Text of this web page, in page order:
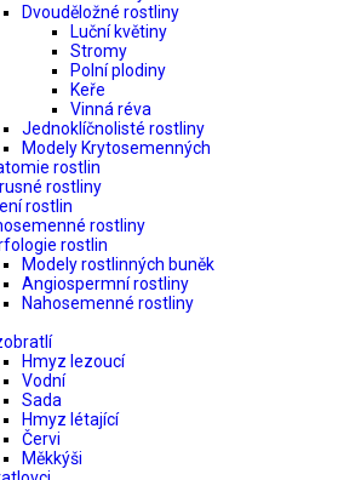
Dvouděložné rostliny
Luční květiny
Stromy
Polní plodiny
Keře
Vinná réva
Jednoklíčnolisté rostliny
Modely Krytosemenných
rostlin
rostliny
rostlin
rostliny
rostlin
Modely rostlinných buněk
Angiospermní rostliny
Nahosemenné rostliny
Hmyz lezoucí
Vodní
Sada
Hmyz létající
Červi
Měkkýši